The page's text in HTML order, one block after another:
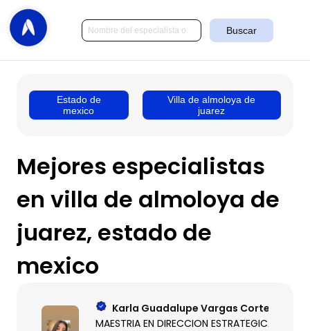
Buscar
Estado de
mexico
Villa de almoloya de
juarez
Mejores especialistas
en villa de almoloya de
juarez, estado de
mexico
Karla Guadalupe Vargas Cortez
MAESTRIA EN DIRECCION ESTRATEGICA DE